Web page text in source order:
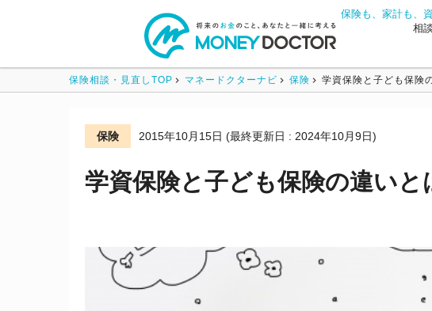
保険も、家計も、
相
保険相談・見直しTOP マネードクターナビ 保険 学資保険と子ども保険
保険 2015年10月15日 (最終更新日 : 2024年10月9日)
学資保険と子ども保険の違いと